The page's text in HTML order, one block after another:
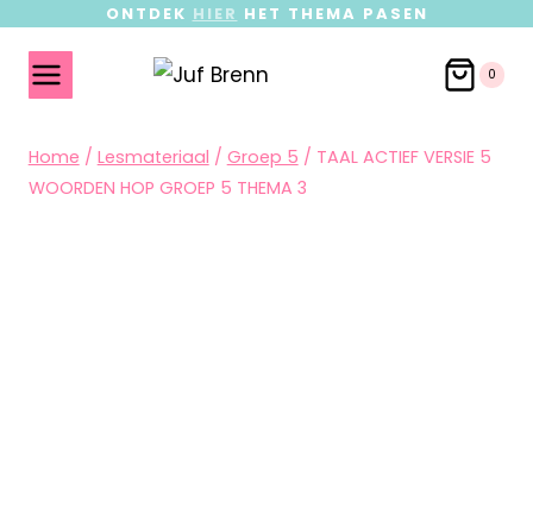
ONTDEK HIER HET THEMA PASEN
0
Home / Lesmateriaal / Groep 5 / TAAL ACTIEF VERSIE 5
WOORDEN HOP GROEP 5 THEMA 3